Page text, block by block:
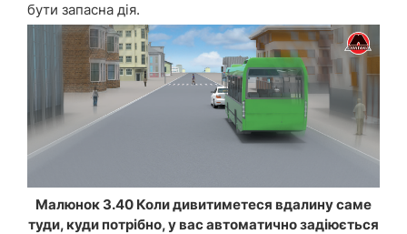
бути запасна дія.
Малюнок 3.40 Коли дивитиметеся вдалину саме
туди, куди потрібно, у вас автоматично задіюється